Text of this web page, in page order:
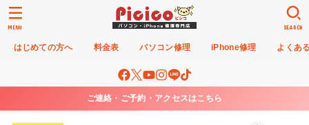
はじめての方へ 料金表 パソコン修理 iPhone修理 よくあ
SEARCH
MENU
ご連絡・ご予約・アクセスはこちら